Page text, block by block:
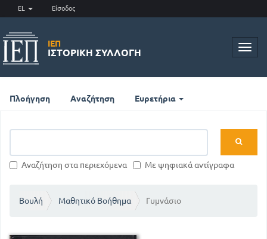
EL Είσοδος
ΙΕΠ
ΙΣΤΟΡΙΚΉ ΣΥΛΛΟΓΉ
Πλοήγηση Αναζήτηση Ευρετήρια
Αναζήτηση στα περιεχόμενα Με ψηφιακά αντίγραφα
Βουλή Μαθητικό Βοήθημα Γυμνάσιο